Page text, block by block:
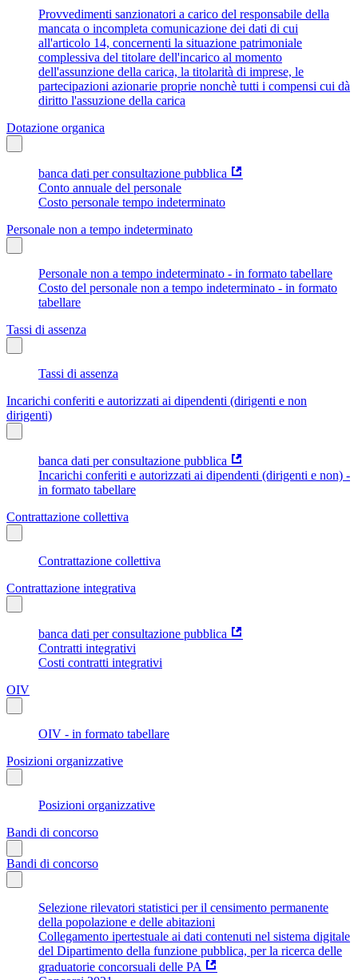
Provvedimenti sanzionatori a carico del responsabile della
mancata o incompleta comunicazione dei dati di cui
all'articolo 14, concernenti la situazione patrimoniale
complessiva del titolare dell'incarico al momento
dell'assunzione della carica, la titolarità di imprese, le
partecipazioni azionarie proprie nonchè tutti i compensi cui dà
diritto l'assuzione della carica
Dotazione organica
banca dati per consultazione pubblica
Conto annuale del personale
Costo personale tempo indeterminato
Personale non a tempo indeterminato
Personale non a tempo indeterminato - in formato tabellare
Costo del personale non a tempo indeterminato - in formato
tabellare
Tassi di assenza
Tassi di assenza
Incarichi conferiti e autorizzati ai dipendenti (dirigenti e non
dirigenti)
banca dati per consultazione pubblica
Incarichi conferiti e autorizzati ai dipendenti (dirigenti e non) -
in formato tabellare
Contrattazione collettiva
Contrattazione collettiva
Contrattazione integrativa
banca dati per consultazione pubblica
Contratti integrativi
Costi contratti integrativi
OIV
OIV - in formato tabellare
Posizioni organizzative
Posizioni organizzative
Bandi di concorso
Bandi di concorso
Selezione rilevatori statistici per il censimento permanente
della popolazione e delle abitazioni
Collegamento ipertestuale ai dati contenuti nel sistema digitale
del Dipartimento della funzione pubblica, per la ricerca delle
graduatorie concorsuali delle PA